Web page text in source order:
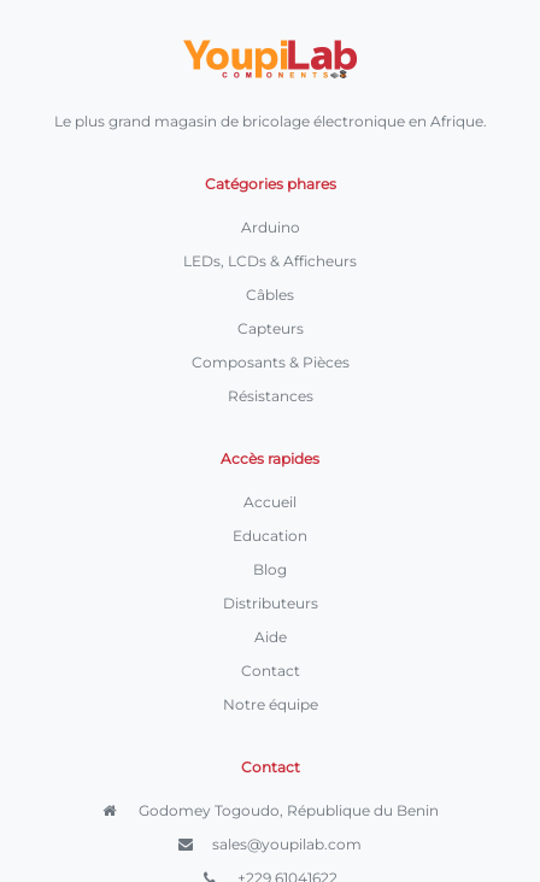
Le plus grand magasin de bricolage électronique en Afrique.
Catégories phares
Arduino
LEDs, LCDs & Afficheurs
Câbles
Capteurs
Composants & Pièces
Résistances
Accès rapides
Accueil
Education
Blog
Distributeurs
Aide
Contact
Notre équipe
Contact
Godomey Togoudo, République du Benin
sales@youpilab.com
+229 61041622